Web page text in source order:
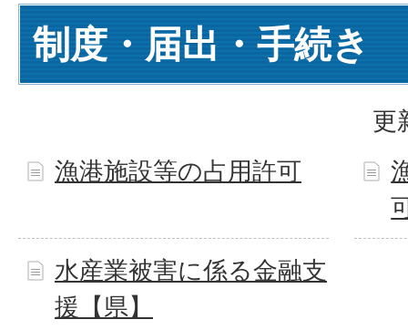
制度・届出・手続き
更
漁港施設等の占用許可
水産業被害に係る金融支
援【県】